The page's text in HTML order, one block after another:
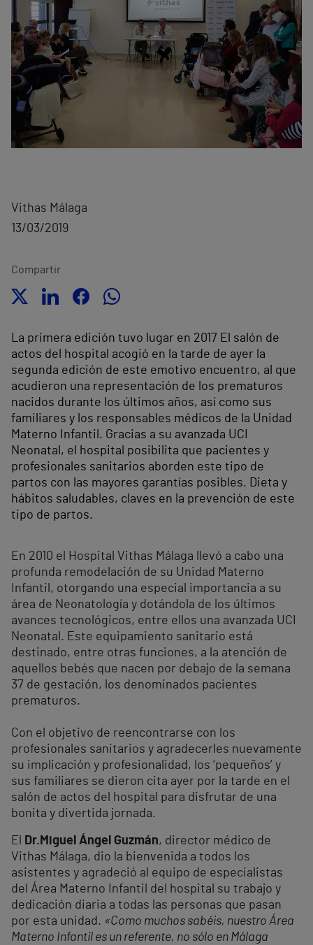
Vithas Málaga
13/03/2019
Compartir
La primera edición tuvo lugar en 2017 El salón de
actos del hospital acogió en la tarde de ayer la
segunda edición de este emotivo encuentro, al que
acudieron una representación de los prematuros
nacidos durante los últimos años, así como sus
familiares y los responsables médicos de la Unidad
Materno Infantil. Gracias a su avanzada UCI
Neonatal, el hospital posibilita que pacientes y
profesionales sanitarios aborden este tipo de
partos con las mayores garantías posibles. Dieta y
hábitos saludables, claves en la prevención de este
tipo de partos.
En 2010 el Hospital Vithas Málaga llevó a cabo una
profunda remodelación de su Unidad Materno
Infantil, otorgando una especial importancia a su
área de Neonatología y dotándola de los últimos
avances tecnológicos, entre ellos una avanzada UCI
Neonatal. Este equipamiento sanitario está
destinado, entre otras funciones, a la atención de
aquellos bebés que nacen por debajo de la semana
37 de gestación, los denominados pacientes
prematuros.
Con el objetivo de reencontrarse con los
profesionales sanitarios y agradecerles nuevamente
su implicación y profesionalidad, los ‘pequeños’ y
sus familiares se dieron cita ayer por la tarde en el
salón de actos del hospital para disfrutar de una
bonita y divertida jornada.
El Dr. Miguel Ángel Guzmán, director médico de
Vithas Málaga, dio la bienvenida a todos los
asistentes y agradeció al equipo de especialistas
del Área Materno Infantil del hospital su trabajo y
dedicación diaria a todas las personas que pasan
por esta unidad. «Como muchos sabéis, nuestro Área
Materno Infantil es un referente, no sólo en Málaga